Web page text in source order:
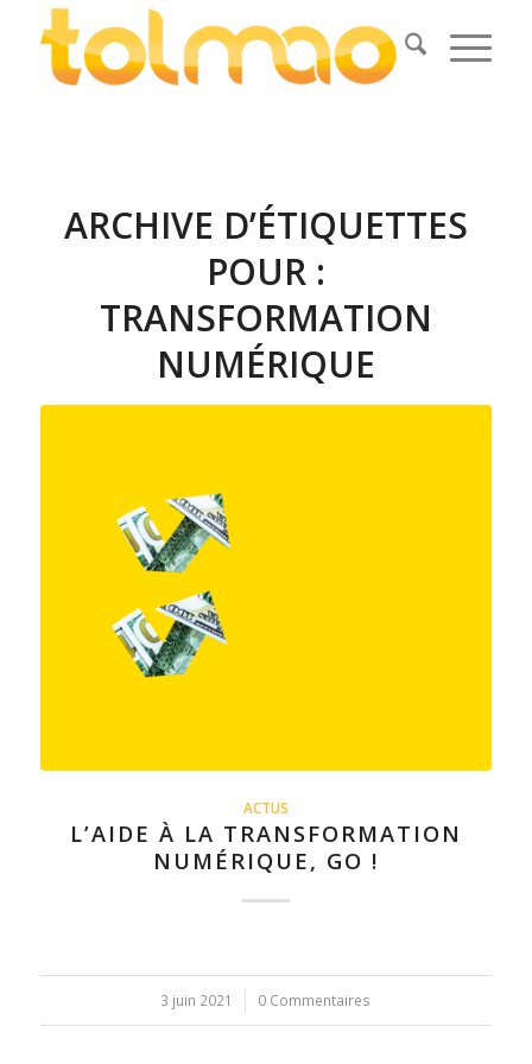
ARCHIVE D’ÉTIQUETTES
POUR :
TRANSFORMATION
NUMÉRIQUE
ACTUS
L’AIDE À LA TRANSFORMATION
NUMÉRIQUE, GO !
3 juin 2021
/ 0 Commentaires